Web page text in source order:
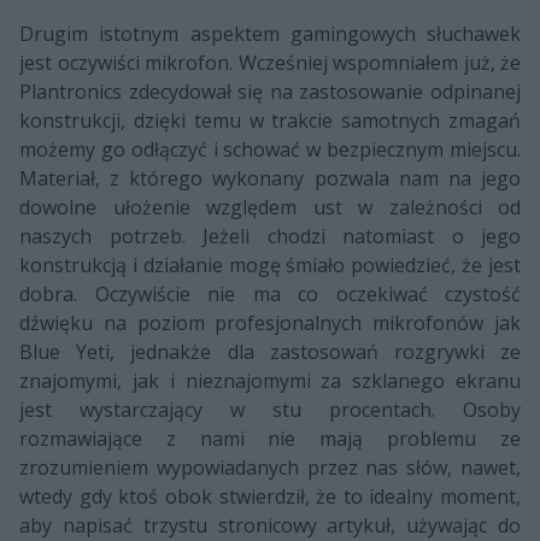
Drugim istotnym aspektem gamingowych słuchawek
jest oczywiści mikrofon. Wcześniej wspomniałem już, że
Plantronics zdecydował się na zastosowanie odpinanej
konstrukcji, dzięki temu w trakcie samotnych zmagań
możemy go odłączyć i schować w bezpiecznym miejscu.
Materiał, z którego wykonany pozwala nam na jego
dowolne ułożenie względem ust w zależności od
naszych potrzeb. Jeżeli chodzi natomiast o jego
konstrukcją i działanie mogę śmiało powiedzieć, że jest
dobra. Oczywiście nie ma co oczekiwać czystość
dźwięku na poziom profesjonalnych mikrofonów jak
Blue Yeti, jednakże dla zastosowań rozgrywki ze
znajomymi, jak i nieznajomymi za szklanego ekranu
jest wystarczający w stu procentach. Osoby
rozmawiające z nami nie mają problemu ze
zrozumieniem wypowiadanych przez nas słów, nawet,
wtedy gdy ktoś obok stwierdził, że to idealny moment,
aby napisać trzystu stronicowy artykuł, używając do